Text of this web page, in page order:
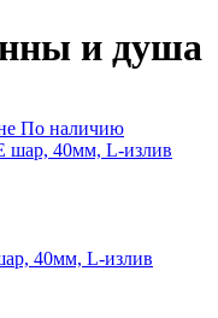
и душа
По наличию
40мм, L-излив